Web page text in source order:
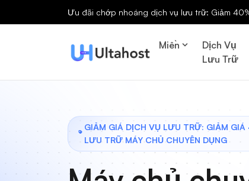
Ưu đãi chớp nhoáng dịch vụ lưu trữ: Giảm
Miền
Dịch Vụ
Lưu Trữ
GIẢM GIÁ DỊCH VỤ LƯU TRỮ: GIẢM
LƯU TRỮ MÁY CHỦ CHUYÊN DỤNG